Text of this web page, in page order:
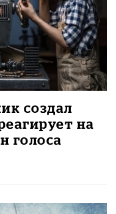
создал
на
голоса